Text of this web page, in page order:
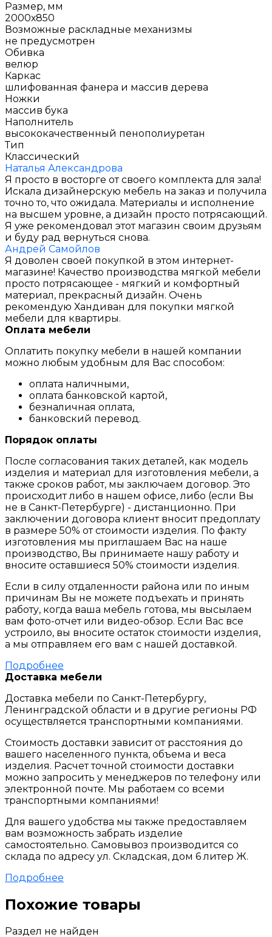
Размер, мм
2000х850
Возможные раскладные механизмы
не предусмотрен
Обивка
велюр
Каркас
шлифованная фанера и массив дерева
Ножки
массив бука
Наполнитель
высококачественный пенополиуретан
Тип
Классический
Наталья Александрова
Я просто в восторге от своего комплекта для зала!
Искала дизайнерскую мебель на заказ и получила
точно то, что ожидала. Материалы и исполнение
на высшем уровне, а дизайн просто потрясающий.
Я уже рекомендовал этот магазин своим друзьям
и буду рад вернуться снова.
Андрей Самойлов
Я доволен своей покупкой в этом интернет-
магазине! Качество производства мягкой мебели
просто потрясающее - мягкий и комфортный
материал, прекрасный дизайн. Очень
рекомендую Хандиван для покупки мягкой
мебели для квартиры.
Оплата мебели
Оплатить покупку мебели в нашей компании
можно любым удобным для Вас способом:
оплата наличными,
оплата банковской картой,
безналичная оплата,
банковский перевод.
Порядок оплаты
После согласования таких деталей, как модель
изделия и материал для изготовления мебели, а
также сроков работ, мы заключаем договор. Это
происходит либо в нашем офисе, либо (если Вы
не в Санкт-Петербурге) - дистанционно. При
заключении договора клиент вносит предоплату
в размере 50% от стоимости изделия. По факту
изготовления мы приглашаем Вас на наше
производство, Вы принимаете нашу работу и
вносите оставшиеся 50% стоимости изделия.
Если в силу отдаленности района или по иным
причинам Вы не можете подъехать и принять
работу, когда ваша мебель готова, мы высылаем
вам фото-отчет или видео-обзор. Если Вас все
устроило, вы вносите остаток стоимости изделия,
а мы отправляем его вам с нашей доставкой.
Подробнее
Доставка мебели
Доставка мебели по Санкт-Петербургу,
Ленинградской области и в другие регионы РФ
осуществляется транспортными компаниями.
Стоимость доставки зависит от расстояния до
вашего населенного пункта, объема и веса
изделия. Расчет точной стоимости доставки
можно запросить у менеджеров по телефону или
электронной почте. Мы работаем со всеми
транспортными компаниями!
Для вашего удобства мы также предоставляем
вам возможность забрать изделие
самостоятельно. Самовывоз производится со
склада по адресу ул. Складская, дом 6 литер Ж.
Подробнее
Похожие товары
Раздел не найден